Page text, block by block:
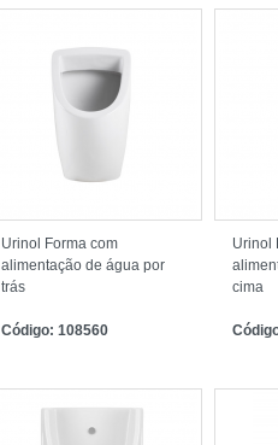
Urinol Forma com
alimentação de água por
trás
Código: 108560
Urinol
cima